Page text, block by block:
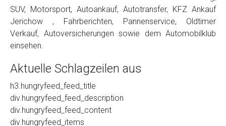
SUV, Motorsport, Autoankauf, Autotransfer, KFZ Ankauf
Jerichow , Fahrberichten, Pannenservice, Oldtimer
Verkauf, Autoversicherungen sowie dem Automobilklub
einsehen.
Aktuelle Schlagzeilen aus
h3.hungryfeed_feed_title
div.hungryfeed_feed_description
div.hungryfeed_feed_content
div.hungryfeed_items